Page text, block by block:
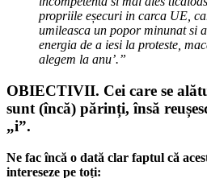
propriile eșecuri in carca UE,
umileasca un popor minunat si
energia de a iesi la proteste,
alegem la anu’.”
OBIECTIVII. Cei care se
sunt (încă) părinți, însă
„i”.
Ne fac încă o dată clar faptul că
intereseze pe toți: